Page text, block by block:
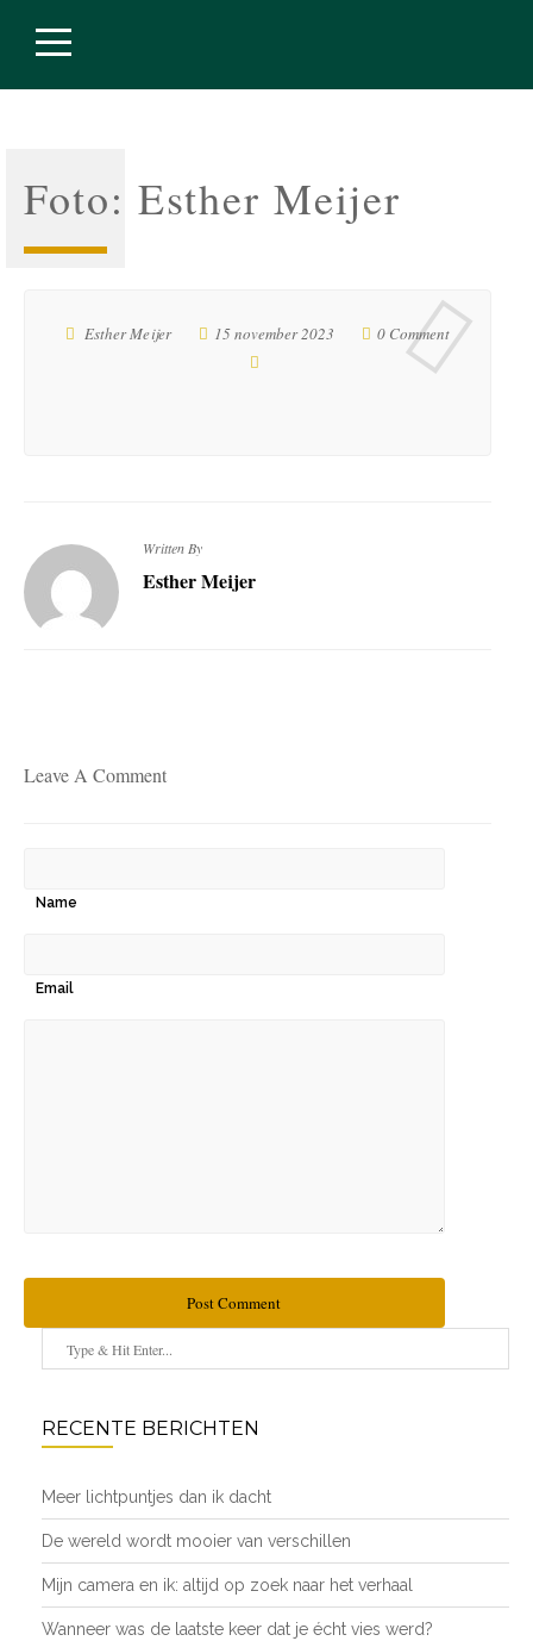
Foto: Esther Meijer
Esther Meijer 15 november 2023 0 Comment
Written By
Esther Meijer
Leave A Comment
Name
Email
Post Comment
RECENTE BERICHTEN
Meer lichtpuntjes dan ik dacht
De wereld wordt mooier van verschillen
Mijn camera en ik: altijd op zoek naar het verhaal
Wanneer was de laatste keer dat je écht vies werd?